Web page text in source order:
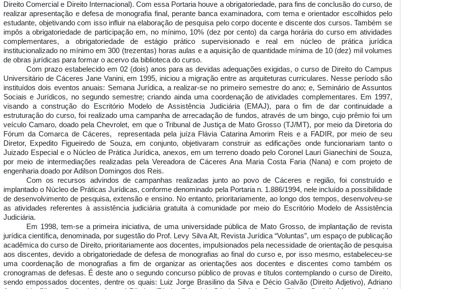
Direito Comercial e Direito Internacional). Com essa Portaria houve a obrigatoriedade, para fins de conclusão do curso, de
realizar apresentação e defesa de monografia final, perante banca examinadora, com tema e orientador escolhidos pelo
estudante, objetivando com isso influir na elaboração de pesquisa pelo corpo docente e discente dos cursos. Também se
impôs a obrigatoriedade de participação em, no mínimo, 10% (dez por cento) da carga horária do curso em atividades
complementares, a obrigatoriedade de estágio prático supervisionado e real em núcleo de prática jurídica
institucionalizado no mínimo em 300 (trezentas) horas aulas e a aquisição de quantidade mínima de 10 (dez) mil volumes
de obras jurídicas para formar o acervo da biblioteca do curso.
Com prazo estabelecido em 02 (dois) anos para as devidas adequações exigidas, o curso de Direito do Campus
Universitário de Cáceres Jane Vanini, em 1995, iniciou a migração entre as arquiteturas curriculares. Nesse período são
instituídos dois eventos anuais: Semana Jurídica, a realizar-se no primeiro semestre do ano; e, Seminário de Assuntos
Sociais e Jurídicos, no segundo semestre; criando ainda uma coordenação de atividades complementares. Em 1997,
visando a construção do Escritório Modelo de Assistência Judiciária (EMAJ), para o fim de dar continuidade a
estruturação do curso, foi realizado uma campanha de arrecadação de fundos, através de um bingo, cujo prêmio foi um
veículo Camaro, doado pela Chevrolet, em que o Tribunal de Justiça de Mato Grosso (TJ/MT), por meio da Diretoria do
Fórum da Comarca de Cáceres, representada pela juíza Flávia Catarina Amorim Reis e a FADIR, por meio de seu
Diretor, Expedito Figueiredo de Souza, em conjunto, objetivaram construir as edificações onde funcionariam tanto o
Juizado Especial e o Núcleo de Prática Jurídica, anexos, em um terreno doado pelo Coronel Lauri Gianechini de Souza,
por meio de intermediações realizadas pela Vereadora de Cáceres Ana Maria Costa Faria (Nana) e com projeto de
engenharia doado por Adilson Domingos dos Reis.
Com os recursos advindos de campanhas realizadas junto ao povo de Cáceres e região, foi construído e
implantado o Núcleo de Práticas Jurídicas, conforme denominado pela Portaria n. 1.886/1994, nele incluído a possibilidade
de desenvolvimento de pesquisa, extensão e ensino. No entanto, prioritariamente, ao longo dos tempos, desenvolveu-se
as atividades referentes à assistência judiciária gratuita à comunidade por meio do Escritório Modelo de Assistência
Judiciária.
Em 1998, tem-se a primeira iniciativa, de uma universidade pública de Mato Grosso, de implantação de revista
jurídica científica, denominada, por sugestão do Prof. Levy Silva Alt, Revista Jurídica “Voluntas”, um espaço de publicação
acadêmica do curso de Direito, prioritariamente aos docentes, impulsionados pela necessidade de orientação de pesquisa
aos discentes, devido a obrigatoriedade de defesa de monografias ao final do curso e, por isso mesmo, estabeleceu-se
uma coordenação de monografias a fim de organizar as orientações aos docentes e discentes como também os
cronogramas de defesas. É deste ano o segundo concurso público de provas e títulos contemplando o curso de Direito,
sendo empossados docentes, dentre os quais: Luiz Jorge Brasilino da Silva e Décio Galvão (Direito Adjetivo), Adriano